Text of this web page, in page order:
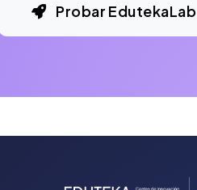
Probar EdutekaLab